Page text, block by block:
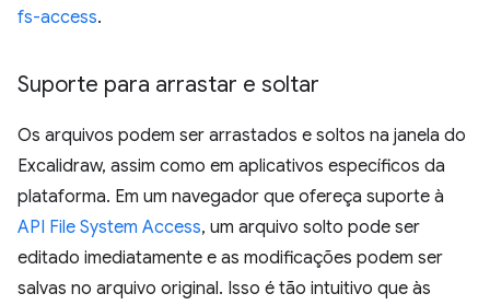
fs-access.
Suporte para arrastar e soltar
Os arquivos podem ser arrastados e soltos na janela do
Excalidraw, assim como em aplicativos específicos da
plataforma. Em um navegador que ofereça suporte à
API File System Access, um arquivo solto pode ser
editado imediatamente e as modificações podem ser
salvas no arquivo original. Isso é tão intuitivo que às